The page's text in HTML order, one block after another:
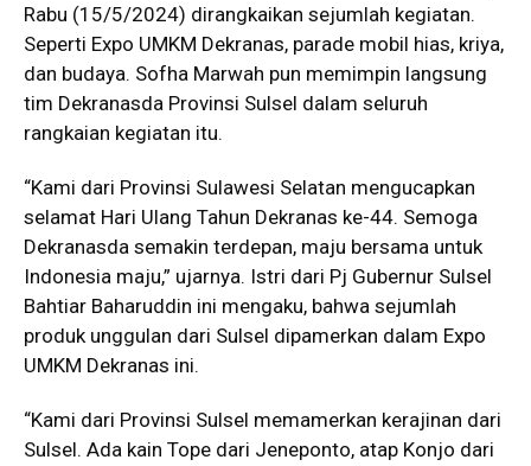
Rabu (15/5/2024) dirangkaikan sejumlah kegiatan.
Seperti Expo UMKM Dekranas, parade mobil hias, kriya,
dan budaya. Sofha Marwah pun memimpin langsung
tim Dekranasda Provinsi Sulsel dalam seluruh
rangkaian kegiatan itu.
“Kami dari Provinsi Sulawesi Selatan mengucapkan
selamat Hari Ulang Tahun Dekranas ke-44. Semoga
Dekranasda semakin terdepan, maju bersama untuk
Indonesia maju,” ujarnya. Istri dari Pj Gubernur Sulsel
Bahtiar Baharuddin ini mengaku, bahwa sejumlah
produk unggulan dari Sulsel dipamerkan dalam Expo
UMKM Dekranas ini.
“Kami dari Provinsi Sulsel memamerkan kerajinan dari
Sulsel. Ada kain Tope dari Jeneponto, atap Konjo dari